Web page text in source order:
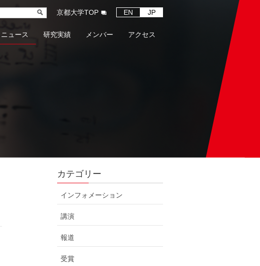
京都大学TOP EN JP
ニュース 研究実績 メンバー アクセス
カテゴリー
インフォメーション
講演
報道
受賞